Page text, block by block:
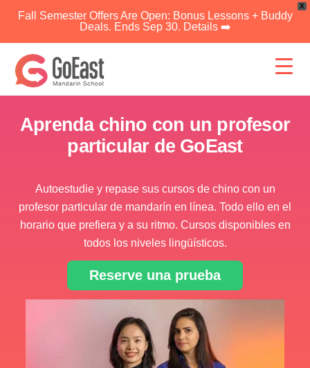
X
Fall Semester Offers Are Open: Bonus Lessons + Buddy
Deals. Ends Sep 30. Details ➡️
contenido
Aprenda chino con un profesor
particular de GoEast
Autoestudie y repase sus cursos de chino con un
profesor particular de mandarín en línea. Todo ello en el
horario que prefiera y a su ritmo. Cursos disponibles en
todos los niveles lingüísticos.
Reserve una prueba